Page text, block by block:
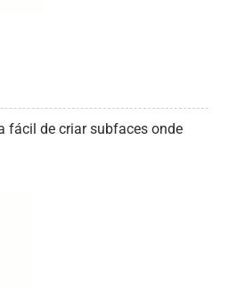
fácil de criar subfaces onde